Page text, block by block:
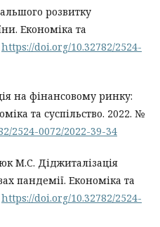
розвитку
Економіка та
https://doi.org/10.32782/2524-
на фінансовому ринку:
та суспільство. 2022. №
2524-0072/2022-39-34
М.С. Діджиталізація
пандемії. Економіка та
https://doi.org/10.32782/2524-